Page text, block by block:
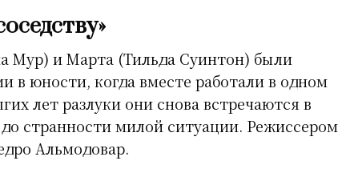
Мур) и Марта (Тильда Суинтон) были
в юности, когда вместе работали в одном
лет разлуки они снова встречаются в
странности милой ситуации. Режиссером
Альмодовар.